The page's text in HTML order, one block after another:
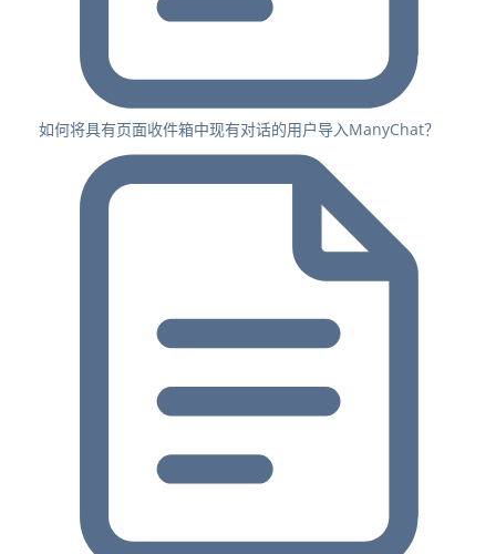
如何将具有页面收件箱中现有对话的用户导入ManyChat？